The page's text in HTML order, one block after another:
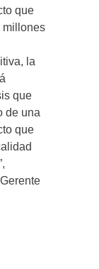
que
millones
la
que
de una
que